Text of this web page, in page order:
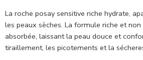
La roche posay sensitive riche hydrate,
les peaux sèches. La formule riche et
absorbée, laissant la peau douce et
tiraillement, les picotements et la